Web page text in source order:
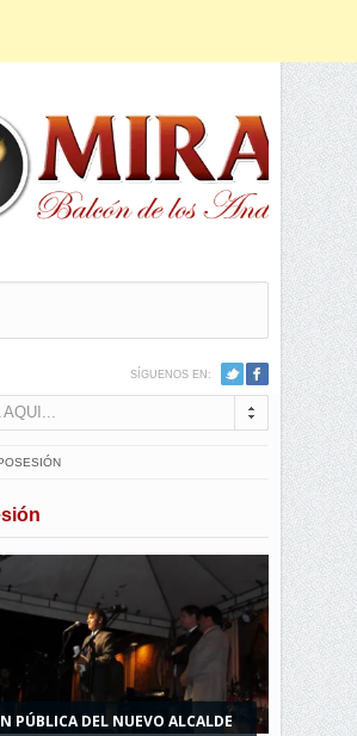
SÍGUENOS EN:
AQUI...
PÚBLICA DEL NUEVO ALCALDE